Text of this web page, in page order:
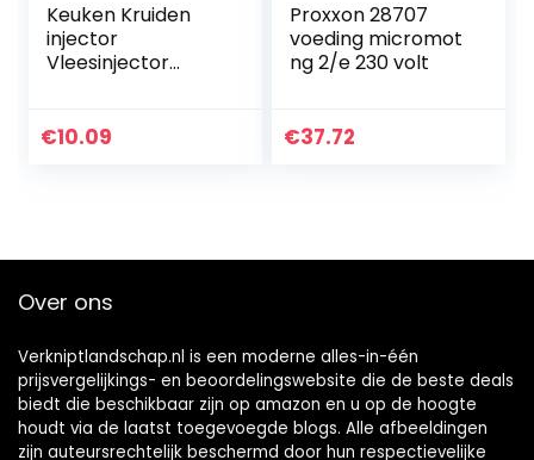
Keuken Kruiden
injector
Vleesinjector
Injector voor BBQ
€10.09
Proxxon 28707
voeding micromot
ng 2/e 230 volt
€37.72
Over ons
Verkniptlandschap.nl is een moderne alles-in-één
prijsvergelijkings- en beoordelingswebsite die de beste deals
biedt die beschikbaar zijn op amazon en u op de hoogte
houdt via de laatst toegevoegde blogs. Alle afbeeldingen
zijn auteursrechtelijk beschermd door hun respectievelijke